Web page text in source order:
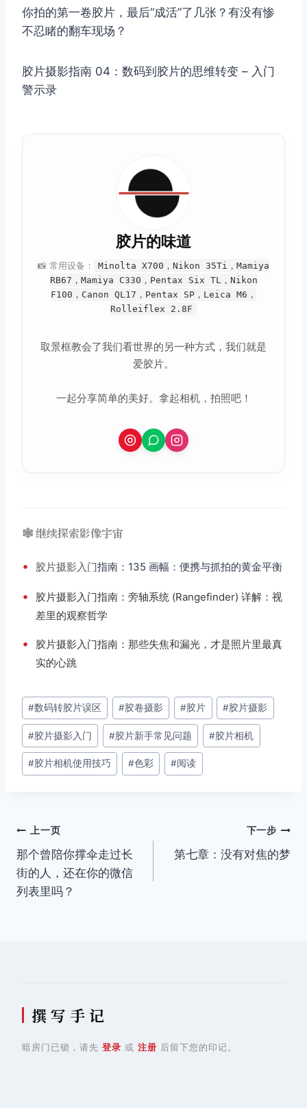
你拍的第一卷胶片，最后“成活”了几张？有没有惨
不忍睹的翻车现场？
胶片摄影指南 04：数码到胶片的思维转变 – 入门
警示录
胶片的味道
📸 常用设备：
Minolta X700，Nikon 35Ti，Mamiya
RB67，Mamiya C330，Pentax Six TL，Nikon
F100，Canon QL17，Pentax SP，Leica M6，
Rolleiflex 2.8F
取景框教会了我们看世界的另一种方式，我们就是
爱胶片。
一起分享简单的美好。拿起相机，拍照吧！
🕸️ 继续探索影像宇宙
• 胶片摄影入门指南：135 画幅：便携与抓拍的黄金平衡
•
胶片摄影入门指南：旁轴系统 (Rangefinder) 详解：视
差里的观察哲学
•
胶片摄影入门指南：那些失焦和漏光，才是照片里最真
实的心跳
文
章
标
签：
#数码转胶片误区 #胶卷摄影 #胶片 #胶片摄影
#胶片摄影入门 #胶片新手常见问题 #胶片相机
#胶片相机使用技巧 #色彩 #阅读
文
章
导
上一页
那个曾陪你撑伞走过长
街的人，还在你的微信
列表里吗？
下一步
第七章：没有对焦的梦
撰 写 手 记
暗房门已锁，请先 登录 或 注册 后留下您的印记。